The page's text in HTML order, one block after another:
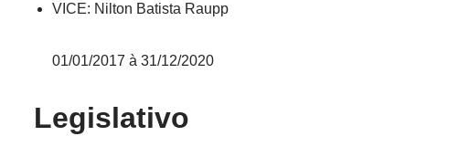
VICE: Nilton Batista Raupp
01/01/2017 à 31/12/2020
Legislativo